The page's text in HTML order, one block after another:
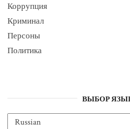
Коррупция
Криминал
Персоны
Политика
ВЫБОР